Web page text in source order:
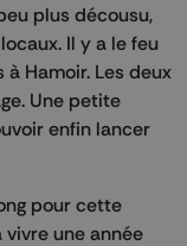
plus décousu,
Il y a le feu
Hamoir. Les deux
Une petite
enfin lancer
pour cette
vivre une année